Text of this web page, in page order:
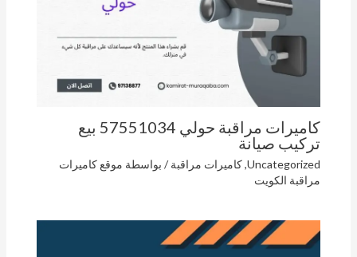
كاميرات مراقبة حولي 57551034 بيع
تركيب صيانة
Uncategorized
,كاميرات مراقبة / بواسطة موقع كاميرات
مراقبة الكويت